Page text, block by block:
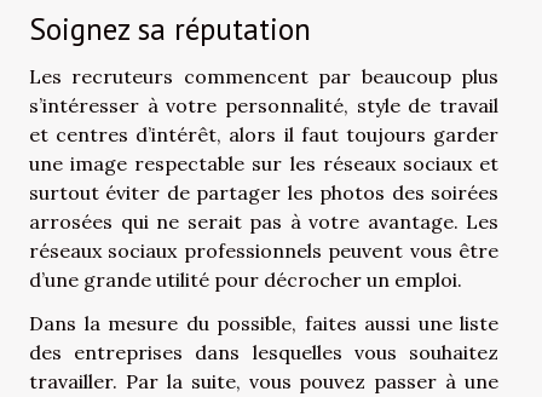
Soignez sa réputation
Les recruteurs commencent par beaucoup plus
s’intéresser à votre personnalité, style de travail
et centres d’intérêt, alors il faut toujours garder
une image respectable sur les réseaux sociaux et
surtout éviter de partager les photos des soirées
arrosées qui ne serait pas à votre avantage. Les
réseaux sociaux professionnels peuvent vous être
d’une grande utilité pour décrocher un emploi.
Dans la mesure du possible, faites aussi une liste
des entreprises dans lesquelles vous souhaitez
travailler. Par la suite, vous pouvez passer à une